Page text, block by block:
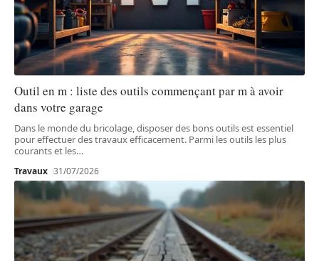
Outil en m : liste des outils commençant par m à avoir
dans votre garage
Dans le monde du bricolage, disposer des bons outils est essentiel
pour effectuer des travaux efficacement. Parmi les outils les plus
courants et les…
Travaux 31/07/2026